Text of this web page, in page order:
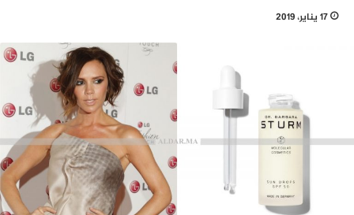
17 يناير، 2019